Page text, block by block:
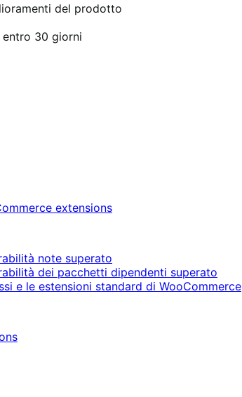
del prodotto
entro 30 giorni
extensions
note superato
dei pacchetti dipendenti superato
e le estensioni standard di WooCommerce